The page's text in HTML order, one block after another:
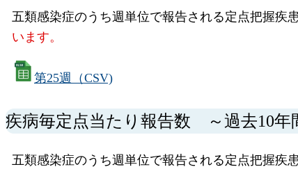
五類感染症のうち週単位で報告される定点把握疾
います。
第25週（CSV)
疾病毎定点当たり報告数 ～過去10年
五類感染症のうち週単位で報告される定点把握疾